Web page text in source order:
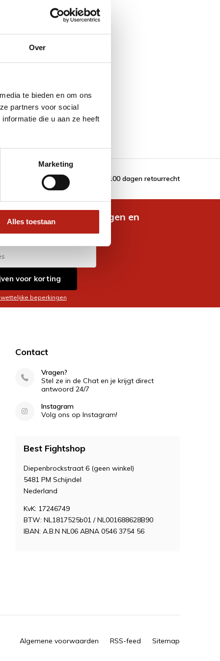
Over
te bieden en om ons
partners voor social
die u aan ze heeft
Marketing
Alles toestaan
100 dagen retourrecht
nieuwste aanbiedingen en
voor korting
beperkingen
Contact
Vragen?
Stel ze in de Chat en je krijgt direct
antwoord 24/7
Instagram
Volg ons op Instagram!
Best Fightshop
Diepenbrockstraat 6 (geen winkel)
5481 PM Schijndel
Nederland
KvK: 17246749
BTW: NL1817525b01 / NL001688628B90
IBAN: A.B.N NL06 ABNA 0546 3754 56
Algemene voorwaarden RSS-feed Sitemap